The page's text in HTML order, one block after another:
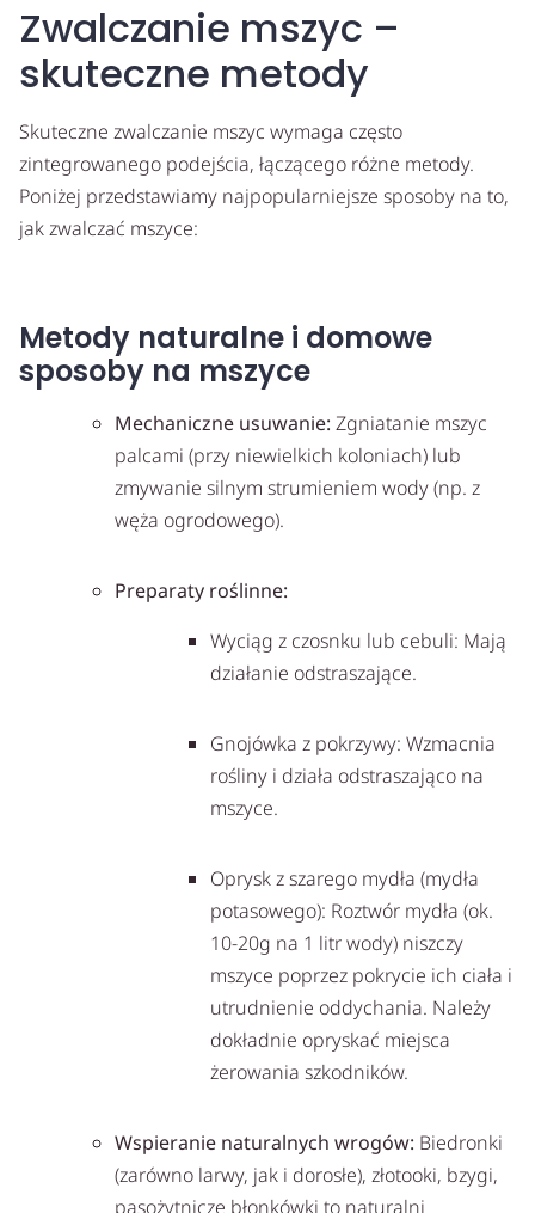
Zwalczanie mszyc –
skuteczne metody
Skuteczne zwalczanie mszyc wymaga często
zintegrowanego podejścia, łączącego różne metody.
Poniżej przedstawiamy najpopularniejsze sposoby na to,
jak zwalczać mszyce:
Metody naturalne i domowe
sposoby na mszyce
Mechaniczne usuwanie: Zgniatanie mszyc
palcami (przy niewielkich koloniach) lub
zmywanie silnym strumieniem wody (np. z
węża ogrodowego).
Preparaty roślinne:
Wyciąg z czosnku lub cebuli: Mają
działanie odstraszające.
Gnojówka z pokrzywy: Wzmacnia
rośliny i działa odstraszająco na
mszyce.
Oprysk z szarego mydła (mydła
potasowego): Roztwór mydła (ok.
10-20g na 1 litr wody) niszczy
mszyce poprzez pokrycie ich ciała i
utrudnienie oddychania. Należy
dokładnie opryskać miejsca
żerowania szkodników.
Wspieranie naturalnych wrogów: Biedronki
(zarówno larwy, jak i dorosłe), złotooki, bzygi,
pasożytnicze błonkówki to naturalni